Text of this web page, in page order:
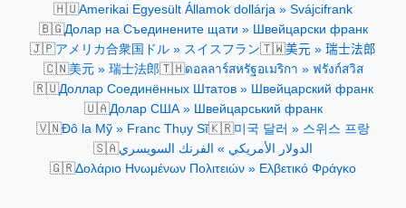
🇭🇺Amerikai Egyesült Államok dollárja » Svájcifrank
🇧🇬Долар на Съединените щати » Швейцарски франк
🇯🇵アメリカ合衆国ドル » スイスフラン🇹🇼美元 » 瑞士法郎
🇨🇳美元 » 瑞士法郎🇹🇭ดอลลาร์สหรัฐอเมริกา » ฟรังก์สวิส
🇷🇺Доллар Соединённых Штатов » Швейцарский франк
🇺🇦Долар США » Швейцарський франк
🇻🇳Đô la Mỹ » Franc Thụy Sĩ🇰🇷미국 달러 » 스위스 프랑
🇸🇦الدولار الأمريكي » الفرنك السويسري
🇬🇷Δολάριο Ηνωμένων Πολιτειών » Ελβετικό Φράγκο